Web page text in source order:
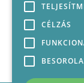
CÉLZÁS